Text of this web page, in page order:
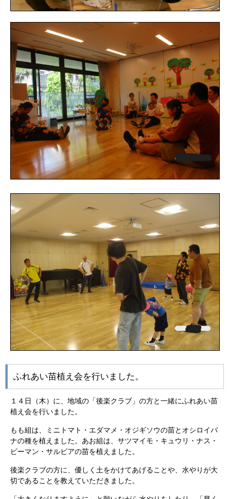
ふれあい苗植え会を行いました。
１４日（木）に、地域の「後楽クラブ」の方と一緒にふれあい苗
植え会を行いました。
もも組は、ミニトマト・エダマメ・オジギソウの苗とオシロイバ
ナの種を植えました。あお組は、サツマイモ・キュウリ・ナス・
ピーマン・サルビアの苗を植えました。
後楽クラブの方に、優しく土をかけてあげることや、水やりが大
切であることを教えていただきました。